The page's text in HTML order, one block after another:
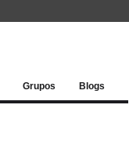
Grupos Blogs